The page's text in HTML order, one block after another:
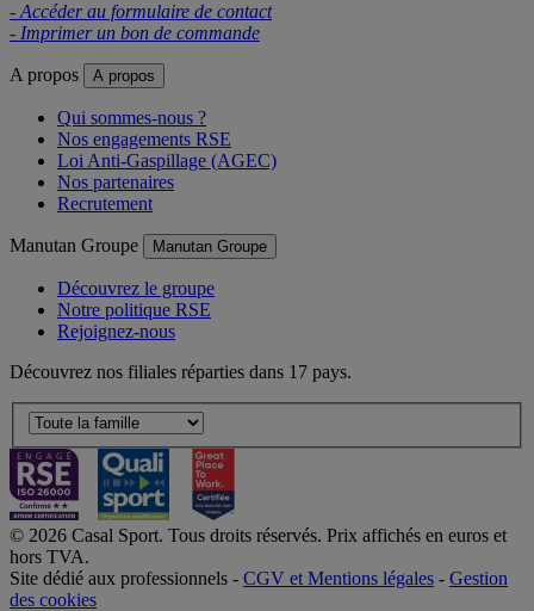
- Accéder au formulaire de contact
- Imprimer un bon de commande
A propos A propos
Qui sommes-nous ?
Nos engagements RSE
Loi Anti-Gaspillage (AGEC)
Nos partenaires
Recrutement
Manutan Groupe Manutan Groupe
Découvrez le groupe
Notre politique RSE
Rejoignez-nous
Découvrez nos filiales réparties dans 17 pays.
© 2026 Casal Sport. Tous droits réservés. Prix affichés en euros et
hors TVA.
Site dédié aux professionnels - CGV et Mentions légales - Gestion
des cookies